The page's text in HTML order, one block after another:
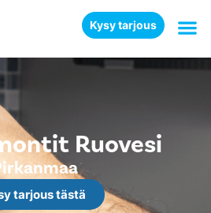
Kysy tarjous
Ruovesi
tarjous tästä